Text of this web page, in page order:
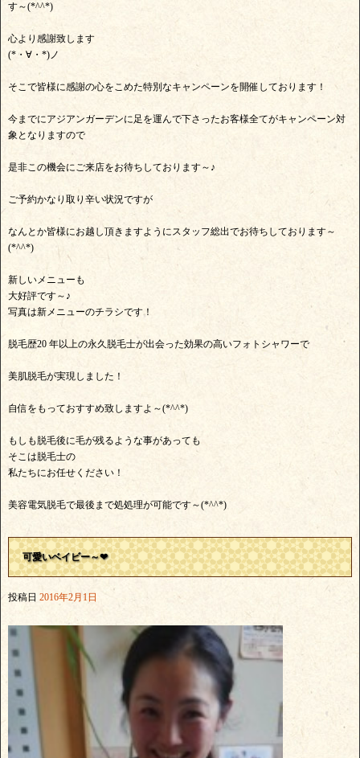
す～(*^^*)
心より感謝致します
(*・∀・*)ノ
そこで皆様に感謝の心をこめた特別なキャンペーンを開催しております！
今までにアジアンガーデンに足を運んで下さったお客様全てがキャンペーン対
象となりますので
是非この機会にご来店をお待ちしております～♪
ご予約かなり取り辛い状況ですが
なんとか皆様にお越し頂きますようにスタッフ総出でお待ちしております～
(*^^*)
新しいメニューも
大好評です～♪
写真は新メニューのチラシです！
脱毛歴20 年以上の永久脱毛士が出会った効果の高いフォトシャワーで
美肌脱毛が実現しました！
自信をもっておすすめ致しますよ～(*^^*)
もしも脱毛後に毛が残るような事があっても
そこは脱毛士の
私たちにお任せください！
美容電気脱毛で最後まで処処理が可能です～(*^^*)
可愛いベイビー～❤
投稿日 2016年2月1日